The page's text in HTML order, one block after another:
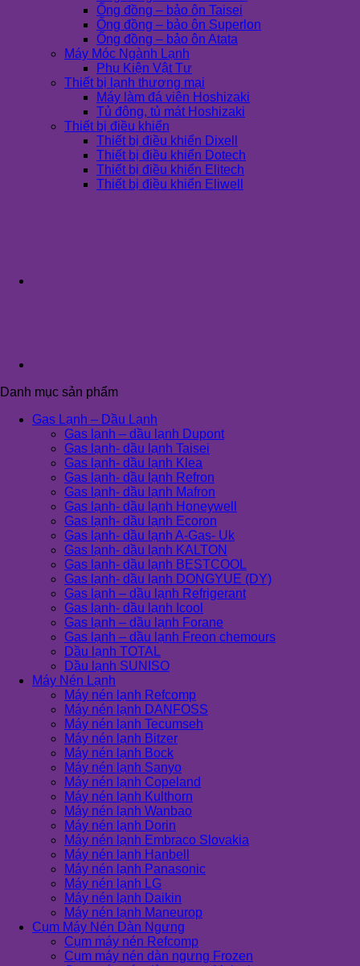
Ống đồng – bảo ôn Taisei
Ống đồng – bảo ôn Superlon
Ống đồng – bảo ôn Atata
Máy Móc Ngành Lạnh
Phụ Kiện Vật Tư
Thiết bị lạnh thương mại
Máy làm đá viên Hoshizaki
Tủ đông, tủ mát Hoshizaki
Thiết bị điều khiển
Thiết bị điều khiển Dixell
Thiết bị điều khiển Dotech
Thiết bị điều khiển Elitech
Thiết bị điều khiển Eliwell
Danh mục sản phẩm
Gas Lạnh – Dầu Lạnh
Gas lạnh – dầu lạnh Dupont
Gas lạnh- dầu lạnh Taisei
Gas lạnh- dầu lạnh Klea
Gas lạnh- dầu lạnh Refron
Gas lạnh- dầu lạnh Mafron
Gas lạnh- dầu lạnh Honeywell
Gas lạnh- dầu lạnh Ecoron
Gas lạnh- dầu lạnh A-Gas- Uk
Gas lạnh- dầu lạnh KALTON
Gas lạnh- dầu lạnh BESTCOOL
Gas lạnh- dầu lạnh DONGYUE (DY)
Gas lạnh – dầu lạnh Refrigerant
Gas lạnh- dầu lạnh Icool
Gas lạnh – dầu lạnh Forane
Gas lạnh – dầu lạnh Freon chemours
Dầu lạnh TOTAL
Dầu lạnh SUNISO
Máy Nén Lạnh
Máy nén lạnh Refcomp
Máy nén lạnh DANFOSS
Máy nén lạnh Tecumseh
Máy nén lạnh Bitzer
Máy nén lạnh Bock
Máy nén lạnh Sanyo
Máy nén lạnh Copeland
Máy nén lạnh Kulthorn
Máy nén lạnh Wanbao
Máy nén lạnh Dorin
Máy nén lạnh Embraco Slovakia
Máy nén lạnh Hanbell
Máy nén lạnh Panasonic
Máy nén lạnh LG
Máy nén lạnh Daikin
Máy nén lạnh Maneurop
Cụm Máy Nén Dàn Ngưng
Cụm máy nén Refcomp
Cụm máy nén dàn ngưng Frozen